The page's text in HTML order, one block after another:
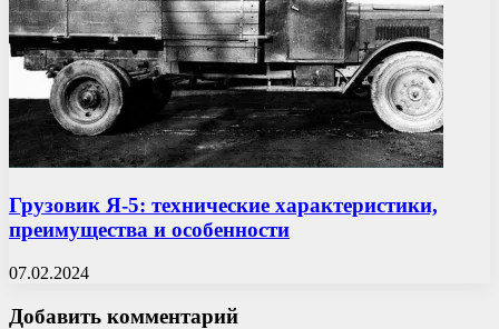
Грузовик Я-5: технические характеристики,
преимущества и особенности
07.02.2024
Добавить комментарий